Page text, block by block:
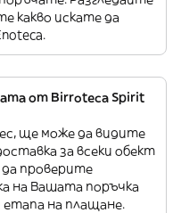
какво искате да
от Birroteca Spirit
ще може да видите
за всеки обект
проверите
на Вашата поръчка
на плащане.